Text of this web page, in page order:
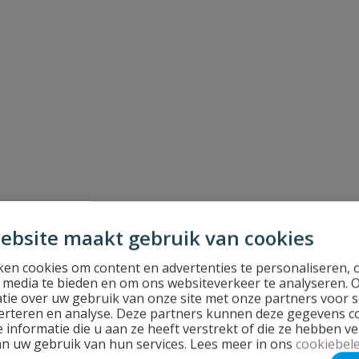
maakt gebruik van cookies
cookies om content en advertenties te personaliseren,
te bieden en om ons websiteverkeer te analyseren.
over uw gebruik van onze site met onze partners voor
en analyse. Deze partners kunnen deze gegevens
informatie die u aan ze heeft verstrekt of die ze hebben
uw gebruik van hun services. Lees meer in ons